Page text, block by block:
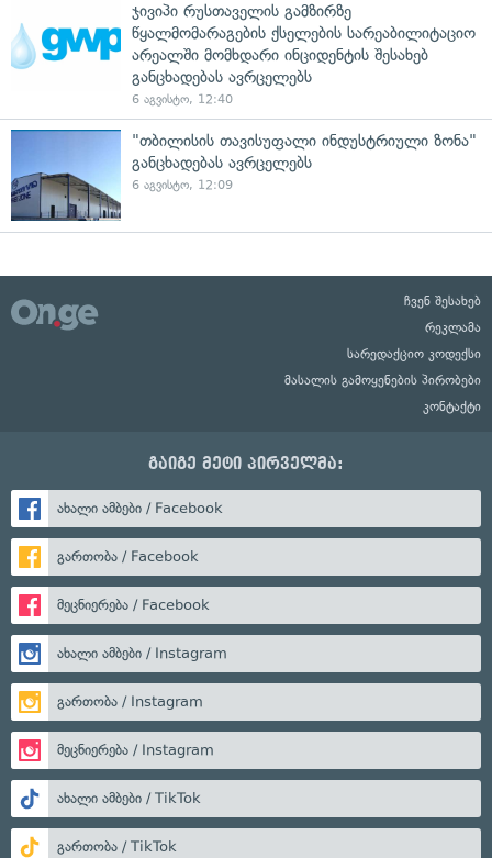
ჯივიპი რუსთაველის გამზირზე
წყალმომარაგების ქსელების სარეაბილიტაციო
არეალში მომხდარი ინციდენტის შესახებ
განცხადებას ავრცელებს
6 აგვისტო, 12:40
"თბილისის თავისუფალი ინდუსტრიული ზონა"
განცხადებას ავრცელებს
6 აგვისტო, 12:09
ჩვენ შესახებ
რეკლამა
სარედაქციო კოდექსი
მასალის გამოყენების პირობები
კონტაქტი
გაიგე მეტი პირველმა:
ახალი ამბები / Facebook
გართობა / Facebook
მეცნიერება / Facebook
ახალი ამბები / Instagram
გართობა / Instagram
მეცნიერება / Instagram
ახალი ამბები / TikTok
გართობა / TikTok